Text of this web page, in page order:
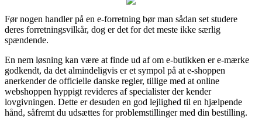
Før nogen handler på en e-forretning bør man sådan set studere
deres forretningsvilkår, dog er det for det meste ikke særlig
spændende.
En nem løsning kan være at finde ud af om e-butikken er e-mærke
godkendt, da det almindeligvis er et sympol på at e-shoppen
anerkender de officielle danske regler, tillige med at online
webshoppen hyppigt revideres af specialister der kender
lovgivningen. Dette er desuden en god lejlighed til en hjælpende
hånd, såfremt du udsættes for problemstillinger med din bestilling.